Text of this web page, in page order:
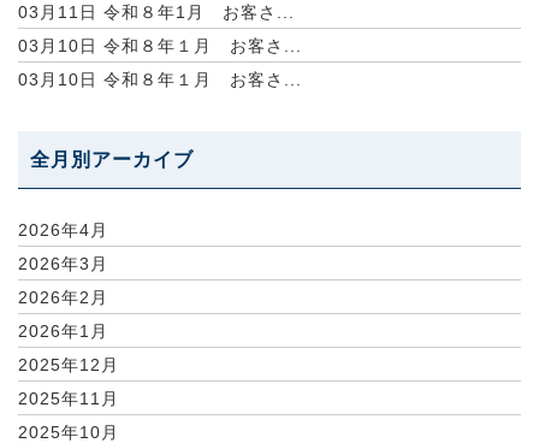
03月11日 令和８年1月 お客さ...
03月10日 令和８年１月 お客さ...
03月10日 令和８年１月 お客さ...
全月別アーカイブ
2026年4月
2026年3月
2026年2月
2026年1月
2025年12月
2025年11月
2025年10月